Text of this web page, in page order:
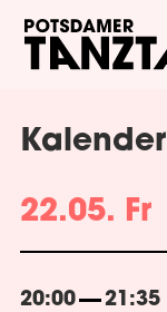
Kalender
22.05. Fr
20:00 21:35